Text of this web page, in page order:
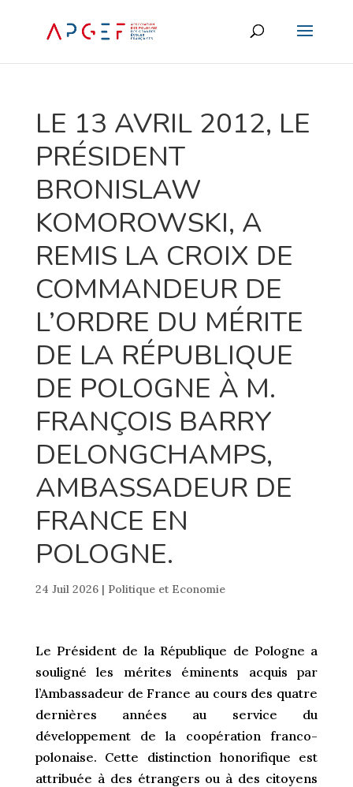
LE 13 AVRIL 2012, LE
PRÉSIDENT
BRONISLAW
KOMOROWSKI, A
REMIS LA CROIX DE
COMMANDEUR DE
L’ORDRE DU MÉRITE
DE LA RÉPUBLIQUE
DE POLOGNE À M.
FRANÇOIS BARRY
DELONGCHAMPS,
AMBASSADEUR DE
FRANCE EN
POLOGNE.
24 Juil 2026| Politique et Economie
Le Président de la République de Pologne a
souligné les mérites éminents acquis par
l’Ambassadeur de France au cours des quatre
dernières années au service du
développement de la coopération franco-
polonaise. Cette distinction honorifique est
attribuée à des étrangers ou à des citoyens